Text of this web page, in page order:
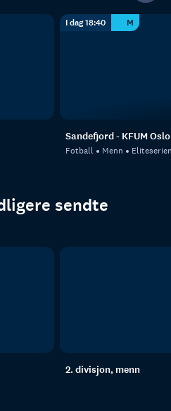
I dag 18:40 M
Sandefjord - KFUM Oslo
Fotball Menn
sendte
2. divisjon, menn